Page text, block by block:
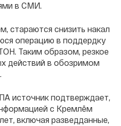
в СМИ.
стараются снизить накал
операцию в поддердку
Таким образом, резкое
действий в обозримом
источник подтверждает,
с Кремлём
включая разведданные,